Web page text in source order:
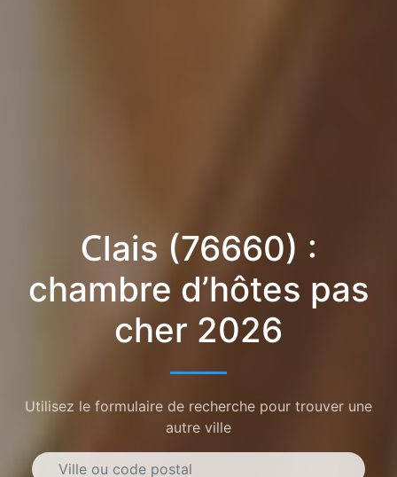
Clais (76660) :
chambre d’hôtes pas
cher 2026
Utilisez le formulaire de recherche pour trouver une
autre ville